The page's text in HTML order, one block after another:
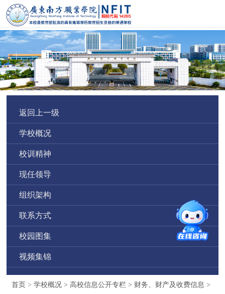
返回上一级
学校概况
校训精神
现任领导
组织架构
联系方式
校园图集
视频集锦
首页 >学校概况 > 高校信息公开专栏 > 财务、财产及收费信息 >